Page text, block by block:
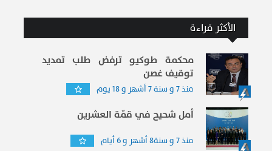
الأكثر قراءة
محكمة طوكيو ترفض طلب تمديد
توقيف غصن
منذ 7 و سنة 7 أشهر و 18 يوم
أمل شحيح في قمّة العشرين
منذ 7 و سنة8 أشهر و 6 أيام